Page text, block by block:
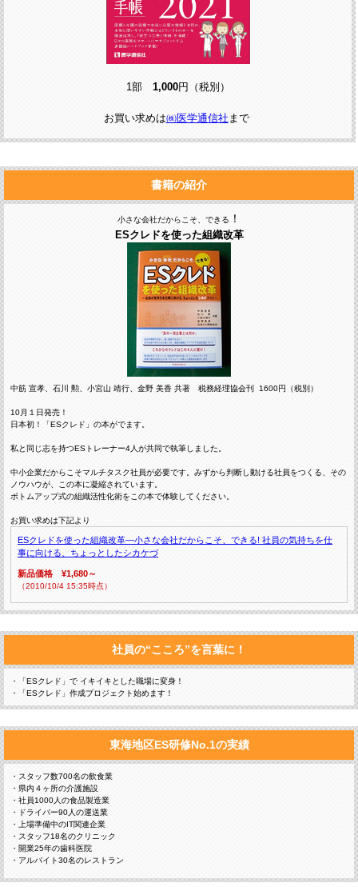
1部 1,000円（税別）
お買い求めは㈱医学通信社 まで
書籍の紹介
小さな会社だからこそ、できる ！
ESクレドを使った組織改革
中筋 宣孝、石川 勲、小宮山 靖行、金野 美香 共著 税務経理協会刊 1600円（税別）
10月１日発売！
日本初！「ESクレド」の本がでます。
私と同じ志を持つESトレーナー4人が共同で執筆しました。
中小企業だからこそマルチタスク社員が必要です。みずから判断し動ける社員をつくる、その
ノウハウが、この本に凝縮されています。
ボトムアップ式の組織活性化術をこの本で体験してください。
お買い求めは下記より
ESクレドを使った組織改革―小さな会社だからこそ、できる! 社員の気持ちを仕
事に向ける、ちょっとしたシカケづ
新品価格 ¥1,680～
（2010/10/4 15:35時点）
社員の“こころ”を言葉に！
・「ESクレド」で イキイキとした職場に変身！
・「ESクレド」作成プロジェクト始めます！
東海地区ES研修No.1の実績
・スタッフ数700名の飲食業
・県内４ヶ所の介護施設
・社員1000人の食品製造業
・ドライバー90人の運送業
・上場準備中のIT関連企業
・スタッフ18名のクリニック
・開業25年の歯科医院
・アルバイト30名のレストラン